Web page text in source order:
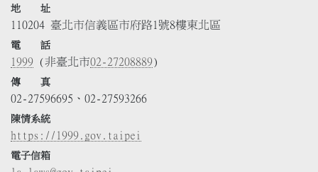
地 址
110204 臺北市信義區市府路1號8樓東北區
電 話
1999 (非臺北市02-27208889)
傳 真
02-27596695、02-27593266
陳情系統
https://1999.gov.taipei
電子信箱